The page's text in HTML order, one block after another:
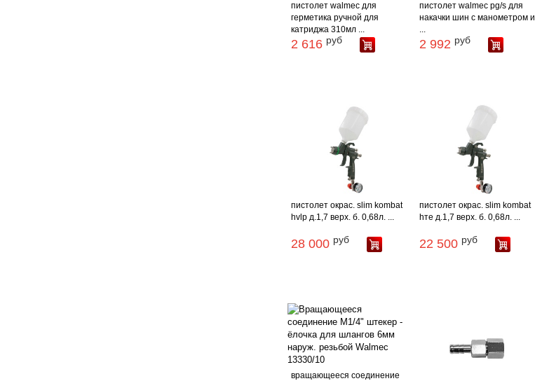
пистолет walmec для
герметика ручной для
катриджа 310мл ...
2 616 руб
пистолет walmec pg/s для
накачки шин с манометром и
...
2 992 руб
пистолет окрас. slim kombat
hvlp д.1,7 верх. б. 0,68л. ...
28 000 руб
пистолет окрас. slim kombat
hте д.1,7 верх. б. 0,68л. ...
22 500 руб
вращающееся соединение